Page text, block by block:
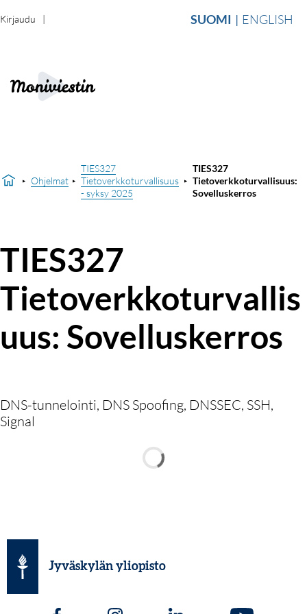
SUOMI ENGLISH
Kirjaudu
Ohjelmat
TIES327
Tietoverkkoturvallisuus
- syksy 2025
TIES327
Tietoverkkoturvallisuus:
Sovelluskerros
TIES327
Tietoverkkoturvallis
uus: Sovelluskerros
DNS-tunnelointi, DNS Spoofing, DNSSEC, SSH,
Signal
Jyväskylän yliopisto